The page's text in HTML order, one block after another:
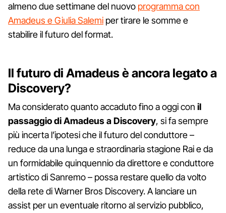
almeno due settimane del nuovo programma con
Amadeus e Giulia Salemi per tirare le somme e
stabilire il futuro del format.
Il futuro di Amadeus è ancora legato a
Discovery?
Ma considerato quanto accaduto fino a oggi con il
passaggio di Amadeus a Discovery, si fa sempre
più incerta l’ipotesi che il futuro del conduttore –
reduce da una lunga e straordinaria stagione Rai e da
un formidabile quinquennio da direttore e conduttore
artistico di Sanremo – possa restare quello da volto
della rete di Warner Bros Discovery. A lanciare un
assist per un eventuale ritorno al servizio pubblico,